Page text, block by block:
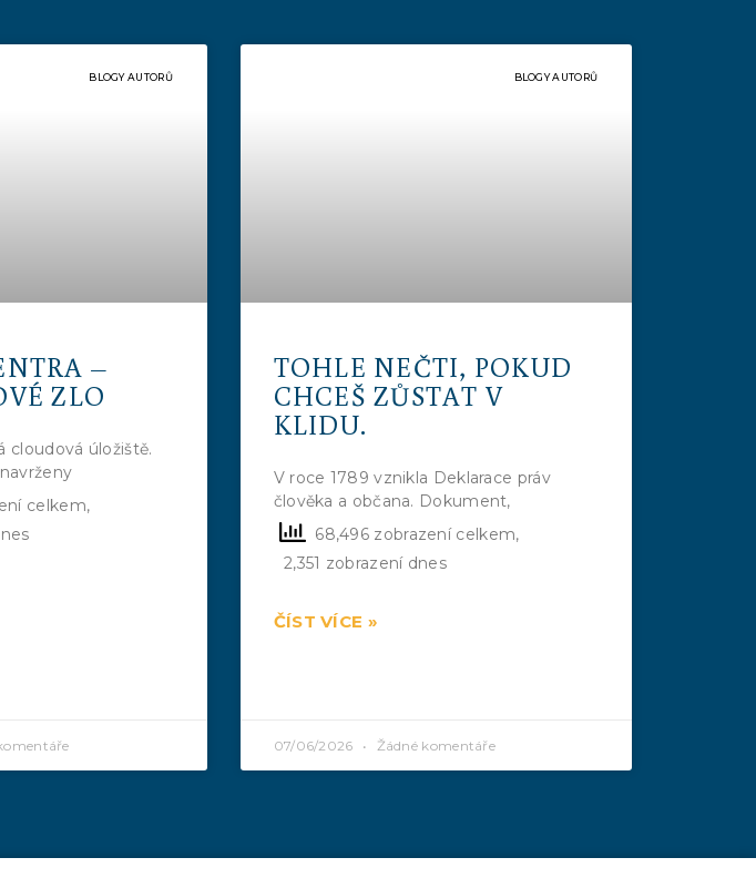
BLOGY AUTORŮ
–
ZLO
cloudová úložiště.
celkem,
BLOGY AUTORŮ
TOHLE NEČTI, POKUD
CHCEŠ ZŮSTAT V
KLIDU.
V roce 1789 vznikla Deklarace práv
člověka a občana. Dokument,
68,496 zobrazení celkem,
2,351 zobrazení dnes
ČÍST VÍCE »
07/06/2026 Žádné komentáře